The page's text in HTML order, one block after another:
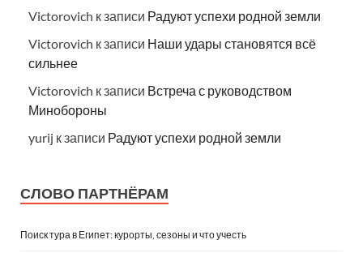
Victorovich к записи Радуют успехи родной земли
Victorovich к записи Наши удары становятся всё
сильнее
Victorovich к записи Встреча с руководством
Минобороны
yurij к записи Радуют успехи родной земли
СЛОВО ПАРТНЁРАМ
Поиск тура в Египет: курорты, сезоны и что учесть